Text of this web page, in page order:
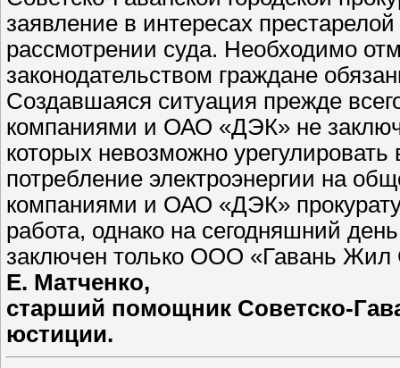
заявление в интересах
рассмотрении суда. Необходимо
законодательством граждане
Создавшаяся ситуация прежде
компаниями и ОАО «ДЭК» не
которых невозможно
потребление электроэнергии на
компаниями и ОАО «ДЭК»
работа, однако на сегодняшний
заключен только ООО «Гавань Жил
Е. Матченко,
старший помощник Советско-
юстиции.